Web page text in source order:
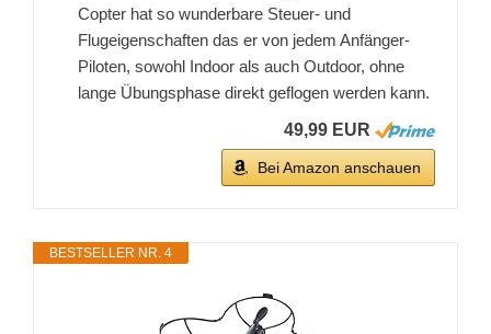
Copter hat so wunderbare Steuer- und
Flugeigenschaften das er von jedem Anfänger-
Piloten, sowohl Indoor als auch Outdoor, ohne
lange Übungsphase direkt geflogen werden kann.
49,99 EUR
Bei Amazon anschauen
BESTSELLER NR. 4